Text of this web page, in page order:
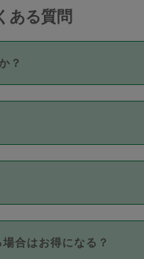
ある質問
？
えて依頼したい場合は
さんに事前に相談し、
値引き等はございません
が価格を選んで設定し
あり、レビュー件数、
組みになっています。
／JCB／
合はお得になる？